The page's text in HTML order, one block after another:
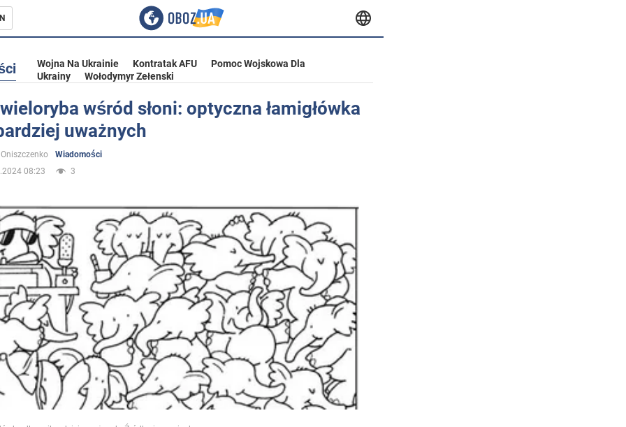
Ukrainie
Wojna Na Ukrainie Kontratak AFU
Pomoc Wojskowa Dla
Ukrainy
Wołodymyr Zełenski
wśród słoni: optyczna łamigłówka
uważnych
Wiadomości
08:23
3